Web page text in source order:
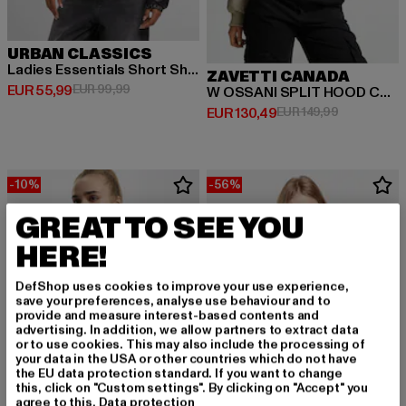
URBAN CLASSICS
Ladies Essentials Short Shiny Puffer
EUR 55,99
Derzeitiger Preis: EUR 55,99
EUR 99,99Aktionspreis: EUR 99,99
ZAVETTI CANADA
W OSSANI SPLIT HOOD CROP
EUR 130,49
Derzeitiger Preis: EUR 130,49
EUR 149,99
-10% -56%
GREAT TO SEE YOU
HERE!
DefShop uses cookies to improve your use experience,
save your preferences, analyse use behaviour and to
provide and measure interest-based contents and
advertising. In addition, we allow partners to extract data
or to use cookies. This may also include the processing of
your data in the USA or other countries which do not have
the EU data protection standard. If you want to change
this, click on "Custom settings". By clicking on "Accept" you
agree to this. Data protection